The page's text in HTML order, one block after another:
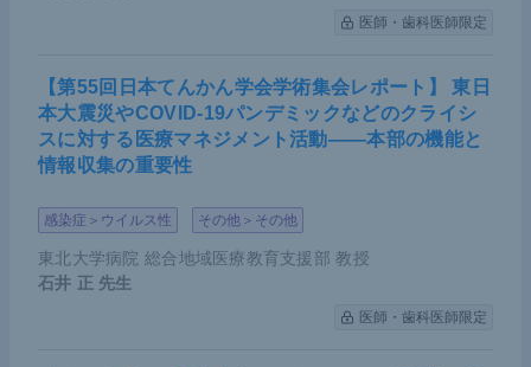
医師・歯科医師限定
【第55回日本てんかん学会学術集会レポート】 東日
本大震災やCOVID-19パンデミックなどのクライシ
スに対する医療マネジメント活動――本部の機能と
情報収集の重要性
感染症＞ウイルス性 その他＞その他
東北大学病院 総合地域医療教育支援部 教授
石井 正 先生
医師・歯科医師限定